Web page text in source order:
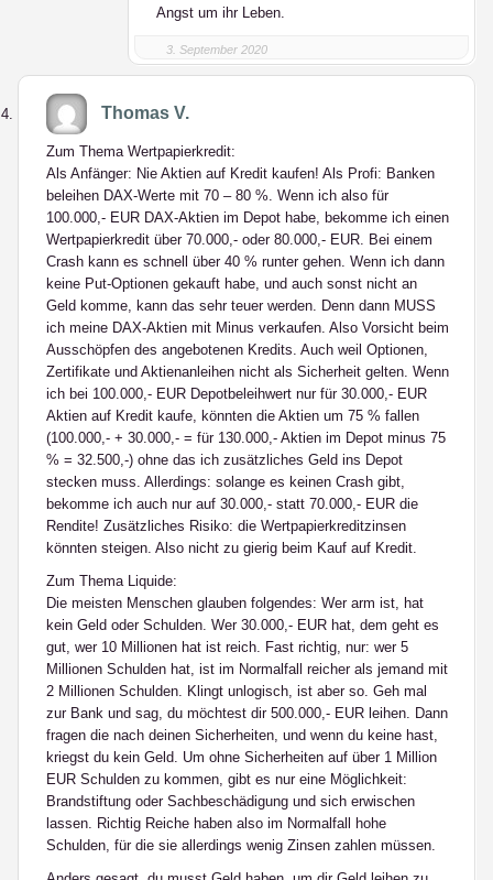
Angst um ihr Leben.
3. September 2020
Thomas V.
Zum Thema Wertpapierkredit:
Als Anfänger: Nie Aktien auf Kredit kaufen! Als Profi: Banken
beleihen DAX-Werte mit 70 – 80 %. Wenn ich also für
100.000,- EUR DAX-Aktien im Depot habe, bekomme ich einen
Wertpapierkredit über 70.000,- oder 80.000,- EUR. Bei einem
Crash kann es schnell über 40 % runter gehen. Wenn ich dann
keine Put-Optionen gekauft habe, und auch sonst nicht an
Geld komme, kann das sehr teuer werden. Denn dann MUSS
ich meine DAX-Aktien mit Minus verkaufen. Also Vorsicht beim
Ausschöpfen des angebotenen Kredits. Auch weil Optionen,
Zertifikate und Aktienanleihen nicht als Sicherheit gelten. Wenn
ich bei 100.000,- EUR Depotbeleihwert nur für 30.000,- EUR
Aktien auf Kredit kaufe, könnten die Aktien um 75 % fallen
(100.000,- + 30.000,- = für 130.000,- Aktien im Depot minus 75
% = 32.500,-) ohne das ich zusätzliches Geld ins Depot
stecken muss. Allerdings: solange es keinen Crash gibt,
bekomme ich auch nur auf 30.000,- statt 70.000,- EUR die
Rendite! Zusätzliches Risiko: die Wertpapierkreditzinsen
könnten steigen. Also nicht zu gierig beim Kauf auf Kredit.
Zum Thema Liquide:
Die meisten Menschen glauben folgendes: Wer arm ist, hat
kein Geld oder Schulden. Wer 30.000,- EUR hat, dem geht es
gut, wer 10 Millionen hat ist reich. Fast richtig, nur: wer 5
Millionen Schulden hat, ist im Normalfall reicher als jemand mit
2 Millionen Schulden. Klingt unlogisch, ist aber so. Geh mal
zur Bank und sag, du möchtest dir 500.000,- EUR leihen. Dann
fragen die nach deinen Sicherheiten, und wenn du keine hast,
kriegst du kein Geld. Um ohne Sicherheiten auf über 1 Million
EUR Schulden zu kommen, gibt es nur eine Möglichkeit:
Brandstiftung oder Sachbeschädigung und sich erwischen
lassen. Richtig Reiche haben also im Normalfall hohe
Schulden, für die sie allerdings wenig Zinsen zahlen müssen.